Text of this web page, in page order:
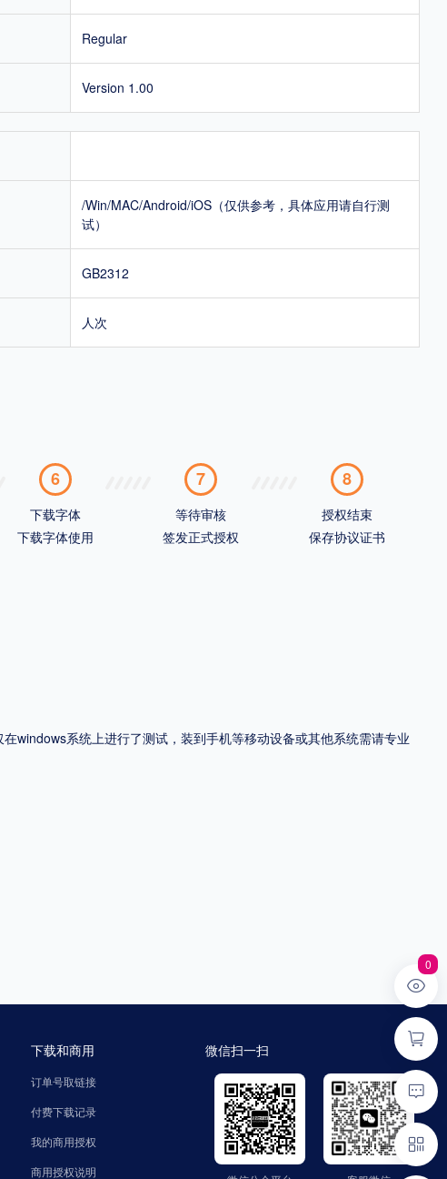
Regular
Version 1.00
/Win/MAC/Android/iOS（仅供参考，具体应用请自行测
试）
GB2312
人次
6
下载字体
下载字体使用
7
等待审核
签发正式授权
8
授权结束
保存协议证书
windows系统上进行了测试，装到手机等移动设备或其他系统需请专业
下载和商用
订单号取链接
付费下载记录
我的商用授权
商用授权说明
微信扫一扫
0
微信公众平台 客服微信